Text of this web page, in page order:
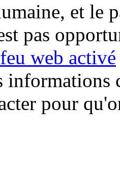
et le
pas
web activé
informations
pour